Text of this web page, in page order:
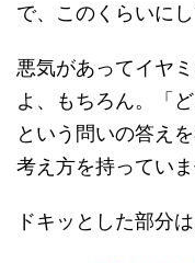
で、このくらいにし
悪気があってイヤ
よ、もちろん。「
という問いの答え
考え方を持ってい
ドキッとした部分